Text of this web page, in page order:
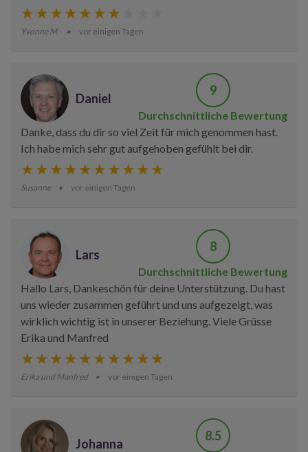
Yvonne M. vor einigen Tagen
Daniel
9
Durchschnittliche Bewertung
Danke, dass du dir so viel Zeit für mich genommen hast.
Ich habe mich sehr gut aufgehoben gefühlt bei dir.
Susanne vor einigen Tagen
Lars
8
Durchschnittliche Bewertung
Hallo Lars, Dankeschön für deine Unterstützung. Du hast
uns wieder zusammen geführt und uns aufgezeigt, was
wirklich wichtig ist in unserer Beziehung. Viele Grüsse
Erika und Manfred
Erika und Manfred vor einigen Tagen
Johanna
8.5